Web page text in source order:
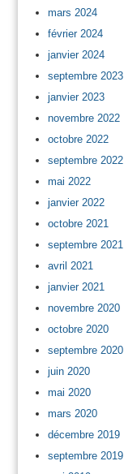
mars 2024
février 2024
janvier 2024
septembre 2023
janvier 2023
novembre 2022
octobre 2022
septembre 2022
mai 2022
janvier 2022
octobre 2021
septembre 2021
avril 2021
janvier 2021
novembre 2020
octobre 2020
septembre 2020
juin 2020
mai 2020
mars 2020
décembre 2019
septembre 2019